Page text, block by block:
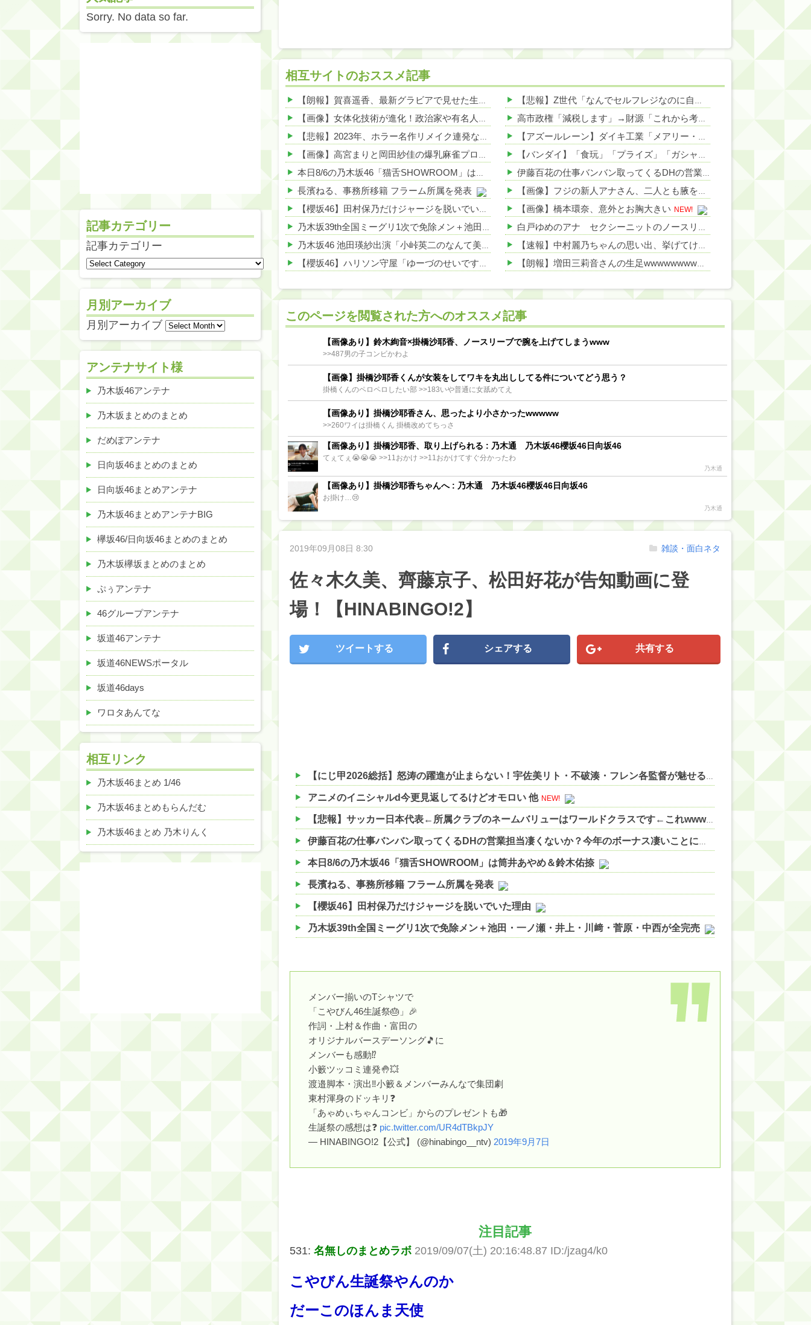
相互サイトのおススメ記事
【朗報】賀喜遥香、最新グラビアで見せた生足がエグすぎる 他 NEW!
【画像】女体化技術が進化！政治家や有名人が美人になりすぎて草ｗｗｗｗ 他 NEW!
【悲報】2023年、ホラー名作リメイク連発なのに日本人涙目の理由がこれｗｗｗｗ 他 NEW!
【画像】高宮まりと岡田紗佳の爆乳麻雀プロ、見つかるwww 他 NEW!
本日8/6の乃木坂46「猫舌SHOWROOM」は筒井あやめ＆鈴木佑捺
長濱ねる、事務所移籍 フラーム所属を発表
【櫻坂46】田村保乃だけジャージを脱いでいた理由
乃木坂39th全国ミーグリ1次で免除メン＋池田・一ノ瀬・井上・川﨑・菅原・中西が全完売
乃木坂46 池田瑛紗出演「小峠英二のなんて美だ！」テーマ：徳川家康【2025.8.5 24:00〜 TOKYO MX】
【櫻坂46】ハリソン守屋「ゆーづのせいです」【ラヴィット!】
【日向坂46】この月、何かあるのか！？『お願いバッハ！』ミーグリ日程がこちら
Powered by livedoor 相互RSS
【悲報】Z世代「なんでセルフレジなのに自分で商品通さないといけないんだ」
高市政権「減税します」→財源「これから考えます」
【アズールレーン】ダイキ工業「メアリー・セレスト グリムナイト・リーパー」フィギュア【10日予約開始】
【バンダイ】「食玩」「プライズ」「ガシャポン」2026年8月発売商品【発売スケジュール】
伊藤百花の仕事バンバン取ってくるDHの営業担当凄くないか？今年のボーナス凄いことになりそう！！【AKB48いともも】
【画像】フジの新人アナさん、二人とも腋を見せてくれない
【画像】橋本環奈、意外とお胸大きい NEW!
白戸ゆめのアナ セクシーニットのノースリーブ巨乳！！【GIF動画あり】
【速報】中村麗乃ちゃんの思い出、挙げてけwwwwwwwwwww
【朗報】増田三莉音さんの生足wwwwwwwwwwww
乃木坂46『オリコン上半期SG1位獲得!!』←もうこれ今が全盛期だろwwwwww
Powered by livedoor 相互RSS
このページを閲覧された方へのオススメ記事
【画像あり】鈴木絢音×掛橋沙耶香、ノースリーブで腕を上げてしまうwww
>>487男の子コンビかわよ
【画像】掛橋沙耶香くんが女装をしてワキを丸出ししてる件についてどう思う？
掛橋くんのペロペロしたい部 >>183いや普通に女舐めてえ
【画像あり】掛橋沙耶香さん、思ったより小さかったwwwww
>>260ワイは掛橋くん 掛橋改めてちっさ
【画像あり】掛橋沙耶香、取り上げられる : 乃木通 乃木坂46櫻坂46日向坂46
てぇてぇ😭😭😭 >>11おかけ >>11おかけてすぐ分かったわ
乃木通
【画像あり】掛橋沙耶香ちゃんへ : 乃木通 乃木坂46櫻坂46日向坂46
お掛け…😢
乃木通
2019年09月08日 8:30
佐々木久美、齊藤京子、松田好花が告知動画に登
場！【HINABINGO!2】
雑談・面白ネタ
ツイートする シェアする 共有する
【にじ甲2026総括】怒涛の躍進が止まらない！宇佐美リト・不破湊・フレン各監督が魅せる劇的ドラマと快進撃の記録を徹底プレイバック！ 他
アニメのイニシャルd今更見返してるけどオモロい 他 NEW!
【悲報】サッカー日本代表←所属クラブのネームバリューはワールドクラスです←これwwww 他
伊藤百花の仕事バンバン取ってくるDHの営業担当凄くないか？今年のボーナス凄いことになりそう！！【AKB48いともも】
本日8/6の乃木坂46「猫舌SHOWROOM」は筒井あやめ＆鈴木佑捺
長濱ねる、事務所移籍 フラーム所属を発表
【櫻坂46】田村保乃だけジャージを脱いでいた理由
乃木坂39th全国ミーグリ1次で免除メン＋池田・一ノ瀬・井上・川﨑・菅原・中西が全完売
【櫻坂46】ミーグリで喧嘩！？山下瞳月、これはマジギレしてる
【日向坂46】この月、何かあるのか！？『お願いバッハ！』ミーグリ日程がこちら
【速報】中村麗乃ちゃんの思い出、挙げてけwwwwwwwwwww
【朗報】増田三莉音さんの生足wwwwwwwwwwww
【朗報】増田三莉音さんの生足wwwwwwwwwwww
【川﨑桜】まあ、でも筑駒は断れないだろ？
筒井あやめ、アレをチラリ。こういう偶然の方が官能的だよな？
Powered by livedoor 相互RSS
メンバー揃いのTシャツで
「こやびん46生誕祭🎂」🎉
作詞・上村＆作曲・富田の
オリジナルバースデーソング🎵に
メンバーも感動⁉️
小籔ツッコミ連発🤚💥
渡邉脚本・演出‼️小籔＆メンバーみんなで集団劇
東村渾身のドッキリ❓
「あゃめぃちゃんコンビ」からのプレゼントも🎁
生誕祭の感想は❓ pic.twitter.com/UR4dTBkpJY
— HINABINGO!2【公式】 (@hinabingo__ntv) 2019年9月7日
注目記事
531: 名無しのまとめラボ 2019/09/07(土) 20:16:48.87 ID:/jzag4/k0
こやびん生誕祭やんのか
だーこのほんま天使
Sorry. No data so far.
記事カテゴリー
記事カテゴリー
月別アーカイブ
月別アーカイブ
アンテナサイト様
乃木坂46アンテナ
乃木坂まとめのまとめ
だめぽアンテナ
日向坂46まとめのまとめ
日向坂46まとめアンテナ
乃木坂46まとめアンテナBIG
欅坂46/日向坂46まとめのまとめ
乃木坂欅坂まとめのまとめ
ぷぅアンテナ
46グループアンテナ
坂道46アンテナ
坂道46NEWSポータル
坂道46days
ワロタあんてな
相互リンク
乃木坂46まとめ 1/46
乃木坂46まとめもらんだむ
乃木坂46まとめ 乃木りんく